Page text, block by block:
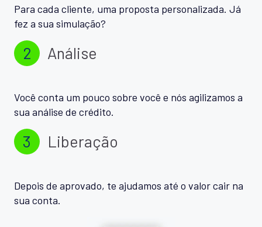
Para cada cliente, uma proposta personalizada. Já
fez a sua simulação?
2 Análise
Você conta um pouco sobre você e nós agilizamos a
sua análise de crédito.
3 Liberação
Depois de aprovado, te ajudamos até o valor cair na
sua conta.